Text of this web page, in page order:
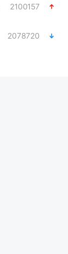
2100157
2078720